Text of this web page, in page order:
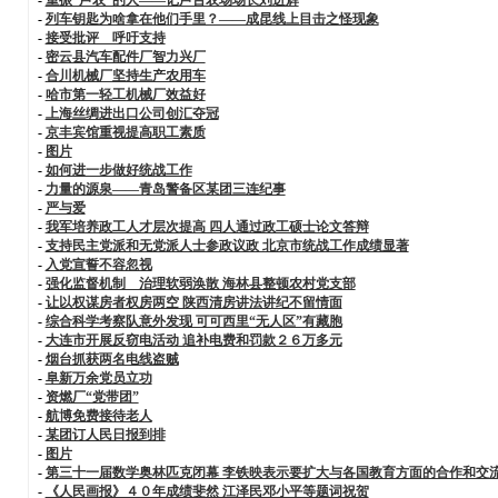
- 列车钥匙为啥拿在他们手里？——成昆线上目击之怪现象
- 接受批评 呼吁支持
- 密云县汽车配件厂智力兴厂
- 合川机械厂坚持生产农用车
- 哈市第一轻工机械厂效益好
- 上海丝绸进出口公司创汇夺冠
- 京丰宾馆重视提高职工素质
- 图片
- 如何进一步做好统战工作
- 力量的源泉——青岛警备区某团三连纪事
- 严与爱
- 我军培养政工人才层次提高 四人通过政工硕士论文答辩
- 支持民主党派和无党派人士参政议政 北京市统战工作成绩显著
- 入党宣誓不容忽视
- 强化监督机制 治理软弱涣散 海林县整顿农村党支部
- 让以权谋房者权房两空 陕西清房讲法讲纪不留情面
- 综合科学考察队意外发现 可可西里“无人区”有藏胞
- 大连市开展反窃电活动 追补电费和罚款２６万多元
- 烟台抓获两名电线盗贼
- 阜新万余党员立功
- 资燃厂“党带团”
- 航博免费接待老人
- 某团订人民日报到排
- 图片
- 第三十一届数学奥林匹克闭幕 李铁映表示要扩大与各国教育方面的合作和交
-
《人民画报》４０年成绩斐然 江泽民邓小平等题词祝贺